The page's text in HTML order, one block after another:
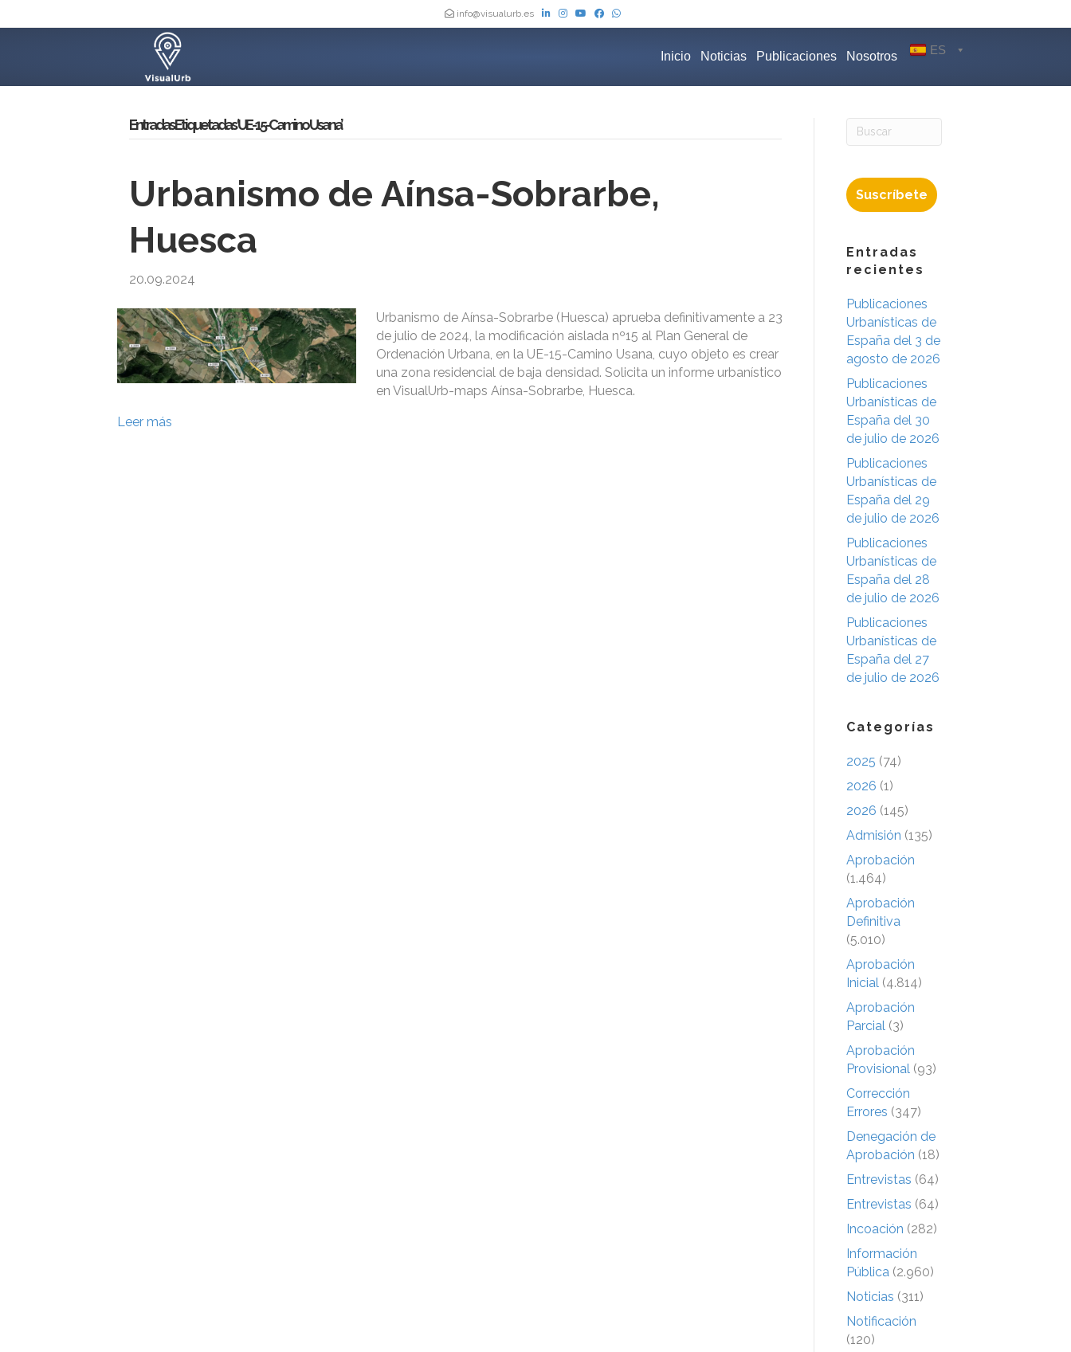
info@visualurb.es
Inicio Noticias Publicaciones Nosotros ES
Entradas Etiquetadas ‘UE-15-Camino Usana’
Urbanismo de Aínsa-Sobrarbe,
Huesca
20.09.2024
Urbanismo de Aínsa-Sobrarbe (Huesca) aprueba definitivamente a 23
de julio de 2024, la modificación aislada nº15 al Plan General de
Ordenación Urbana, en la UE-15-Camino Usana, cuyo objeto es crear
una zona residencial de baja densidad. Solicita un informe urbanístico
en VisualUrb-maps Aínsa-Sobrarbe, Huesca.
Leer más
Suscríbete
Entradas
recientes
Publicaciones
Urbanísticas de
España del 3 de
agosto de 2026
Publicaciones
Urbanísticas de
España del 30
de julio de 2026
Publicaciones
Urbanísticas de
España del 29
de julio de 2026
Publicaciones
Urbanísticas de
España del 28
de julio de 2026
Publicaciones
Urbanísticas de
España del 27
de julio de 2026
Categorías
2025 (74)
2026 (1)
2026 (145)
Admisión (135)
Aprobación
(1.464)
Aprobación
Definitiva
(5.010)
Aprobación
Inicial (4.814)
Aprobación
Parcial (3)
Aprobación
Provisional (93)
Corrección
Errores (347)
Denegación de
Aprobación (18)
Entrevistas (64)
Entrevistas (64)
Incoación (282)
Información
Pública (2.960)
Noticias (311)
Notificación
(120)